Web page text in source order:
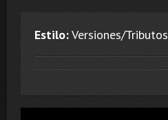
Estilo:Versiones/Tributos